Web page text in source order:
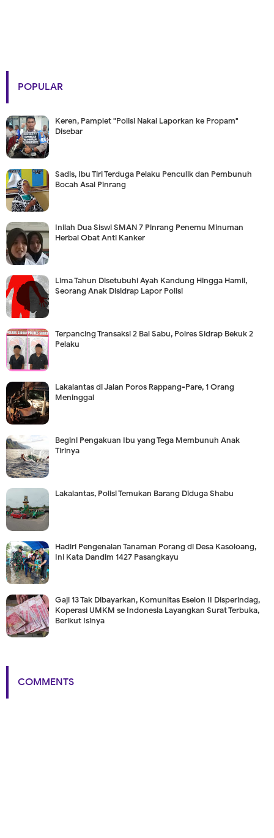
POPULAR
Keren, Pamplet "Polisi Nakal Laporkan ke Propam"
Disebar
Sadis, Ibu Tiri Terduga Pelaku Penculik dan Pembunuh
Bocah Asal Pinrang
Inilah Dua Siswi SMAN 7 Pinrang Penemu Minuman
Herbal Obat Anti Kanker
Lima Tahun Disetubuhi Ayah Kandung Hingga Hamil,
Seorang Anak Disidrap Lapor Polisi
Terpancing Transaksi 2 Bal Sabu, Polres Sidrap Bekuk 2
Pelaku
Lakalantas di Jalan Poros Rappang-Pare, 1 Orang
Meninggal
Begini Pengakuan Ibu yang Tega Membunuh Anak
Tirinya
Lakalantas, Polisi Temukan Barang Diduga Shabu
Hadiri Pengenalan Tanaman Porang di Desa Kasoloang,
Ini Kata Dandim 1427 Pasangkayu
Gaji 13 Tak Dibayarkan, Komunitas Eselon II Disperindag,
Koperasi UMKM se Indonesia Layangkan Surat Terbuka,
Berikut Isinya
COMMENTS